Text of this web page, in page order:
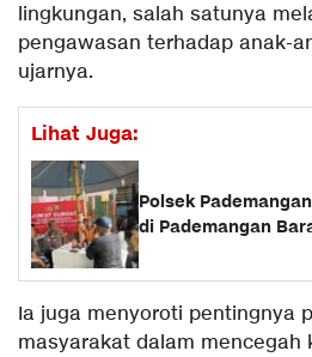
lingkungan, salah satunya
pengawasan terhadap anak-
ujarnya.
Lihat Juga:
Polsek
di Pademangan
Ia juga menyoroti pentingnya
masyarakat dalam mencegah